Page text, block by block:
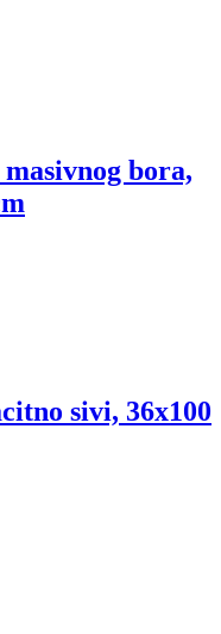
bora,
sivi, 36x100